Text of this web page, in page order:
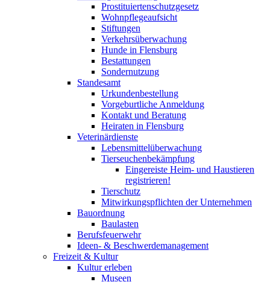
Prostituiertenschutzgesetz
Wohnpflegeaufsicht
Stiftungen
Verkehrsüberwachung
Hunde in Flensburg
Bestattungen
Sondernutzung
Standesamt
Urkundenbestellung
Vorgeburtliche Anmeldung
Kontakt und Beratung
Heiraten in Flensburg
Veterinärdienste
Lebensmittelüberwachung
Tierseuchenbekämpfung
Eingereiste Heim- und Haustieren
registrieren!
Tierschutz
Mitwirkungspflichten der Unternehmen
Bauordnung
Baulasten
Berufsfeuerwehr
Ideen- & Beschwerdemanagement
Freizeit & Kultur
Kultur erleben
Museen